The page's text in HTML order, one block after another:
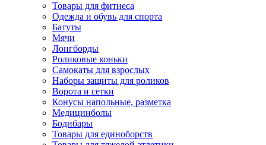
Товары для фитнеса
Одежда и обувь для спорта
Батуты
Мячи
Лонгборды
Роликовые коньки
Самокаты для взрослых
Наборы защиты для роликов
Ворота и сетки
Конусы напольные, разметка
Медицинболы
Бодибары
Товары для единоборств